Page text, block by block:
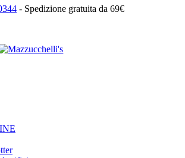
- Spedizione gratuita da 69€